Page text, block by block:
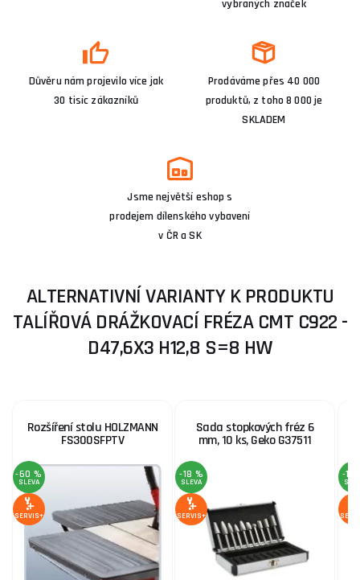
vybraných značek
Důvěru nám projevilo více jak
30 tisíc zákazníků
Prodáváme přes 40 000
produktů, z toho 8 000 je
SKLADEM
Jsme největší eshop s
prodejem dílenského vybavení
v ČR a SK
ALTERNATIVNÍ VARIANTY K PRODUKTU
TALÍŘOVÁ DRÁŽKOVACÍ FRÉZA CMT C922 -
D47,6X3 H12,8 S=8 HW
Rozšíření stolu HOLZMANN
FS300SFPTV
-60 %
SLEVA
SERVIS+
Sada stopkových fréz 6
mm, 10 ks, Geko G37511
-18 %
SLEVA
SERVIS+
-15